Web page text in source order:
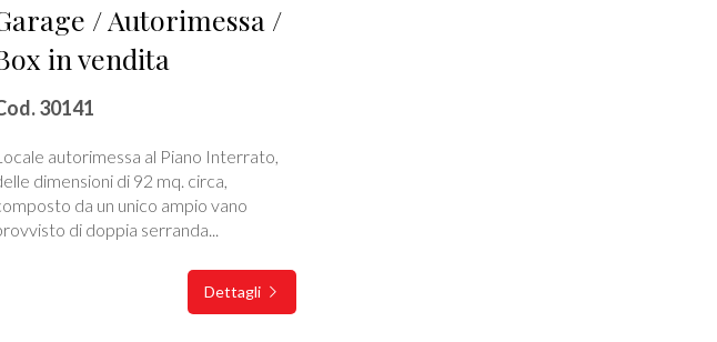
/ Autorimessa /
in vendita
30141
autorimessa al Piano Interrato,
dimensioni di 92 mq. circa,
da un unico ampio vano
di doppia serranda...
Dettagli